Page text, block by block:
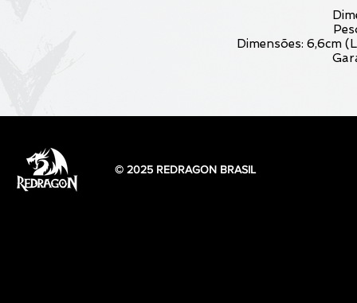
Dimensões: 6,6cm
© 2025 REDRAGON BRASIL